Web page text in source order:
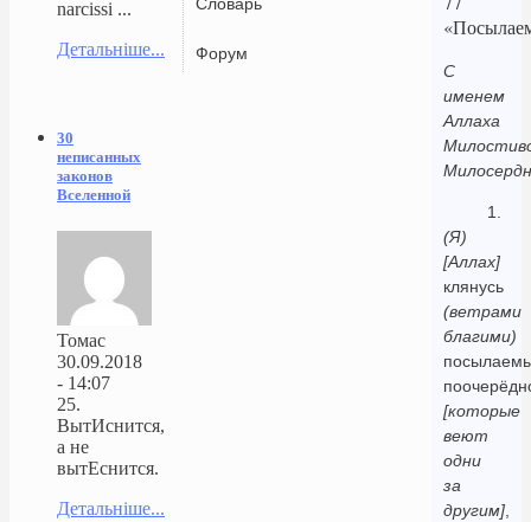
Форум
С
именем
Аллаха
1.
(Я)
[Аллах]
клянусь
(ветрами
благими)
[которые
веют
одни
за
другим],
narcissi ...
Детальніше...
30
неписанных
законов
Вселенной
Томас
30.09.2018
- 14:07
25.
ВытИснится,
а не
вытЕснится.
Детальніше...